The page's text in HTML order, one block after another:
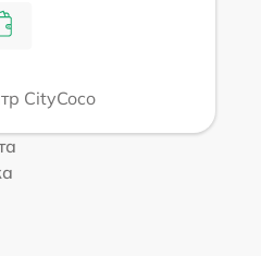
CityCoco